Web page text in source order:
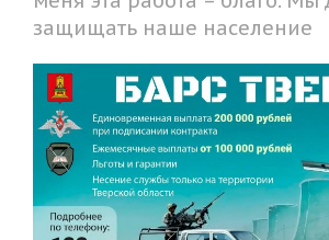
защищать наше население